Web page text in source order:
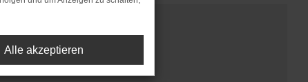
Alle akzeptieren